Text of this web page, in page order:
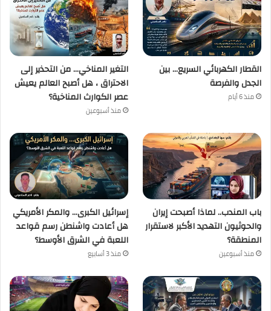
القطار الكهربائي السريع… بين
الجدل والفرصة
منذ 6 أيام
التغير المناخي… من التحذير إلى
الاحتراق ، هل أصبح العالم يعيش
عصر الكوارث المناخية؟
منذ أسبوعين
باب المندب.. لماذا أصبحت إيران
والحوثيون التهديد الأكبر لاستقرار
المنطقة؟
منذ أسبوعين
إسرائيل الكبرى… والمكر الأمريكي
هل أعادت واشنطن رسم قواعد
اللعبة في الشرق الأوسط؟
منذ 3 أسابيع